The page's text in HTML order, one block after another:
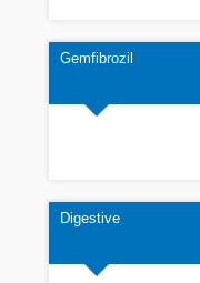
Gemfibrozil
Digestive